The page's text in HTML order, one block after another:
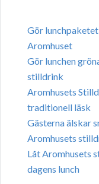
Gör
Aromhuset
Gör lunchen
stilldrink
Aromhusets
traditionell läsk
Gästerna älskar
Aromhusets
Låt Aromhusets
dagens lunch